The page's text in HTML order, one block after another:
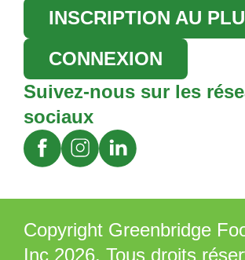
INSCRIPTION AU
CONNEXION
Suivez-nous sur les
sociaux
Copyright Greenbridge
Inc 2026. Tous droits